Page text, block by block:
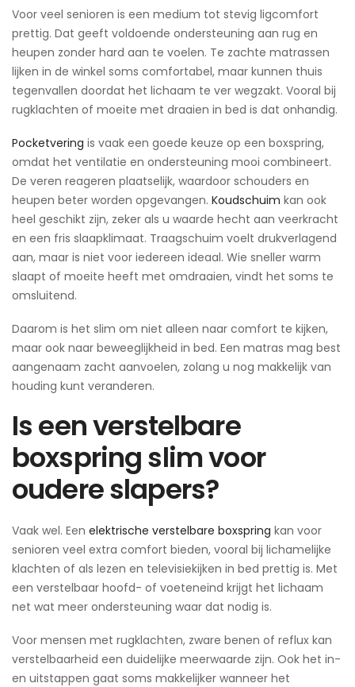
Voor veel senioren is een medium tot stevig ligcomfort
prettig. Dat geeft voldoende ondersteuning aan rug en
heupen zonder hard aan te voelen. Te zachte matrassen
lijken in de winkel soms comfortabel, maar kunnen thuis
tegenvallen doordat het lichaam te ver wegzakt. Vooral bij
rugklachten of moeite met draaien in bed is dat onhandig.
Pocketvering is vaak een goede keuze op een boxspring,
omdat het ventilatie en ondersteuning mooi combineert.
De veren reageren plaatselijk, waardoor schouders en
heupen beter worden opgevangen. Koudschuim kan ook
heel geschikt zijn, zeker als u waarde hecht aan veerkracht
en een fris slaapklimaat. Traagschuim voelt drukverlagend
aan, maar is niet voor iedereen ideaal. Wie sneller warm
slaapt of moeite heeft met omdraaien, vindt het soms te
omsluitend.
Daarom is het slim om niet alleen naar comfort te kijken,
maar ook naar beweeglijkheid in bed. Een matras mag best
aangenaam zacht aanvoelen, zolang u nog makkelijk van
houding kunt veranderen.
Is een verstelbare
boxspring slim voor
oudere slapers?
Vaak wel. Een elektrische verstelbare boxspring kan voor
senioren veel extra comfort bieden, vooral bij lichamelijke
klachten of als lezen en televisiekijken in bed prettig is. Met
een verstelbaar hoofd- of voeteneind krijgt het lichaam
net wat meer ondersteuning waar dat nodig is.
Voor mensen met rugklachten, zware benen of reflux kan
verstelbaarheid een duidelijke meerwaarde zijn. Ook het in-
en uitstappen gaat soms makkelijker wanneer het